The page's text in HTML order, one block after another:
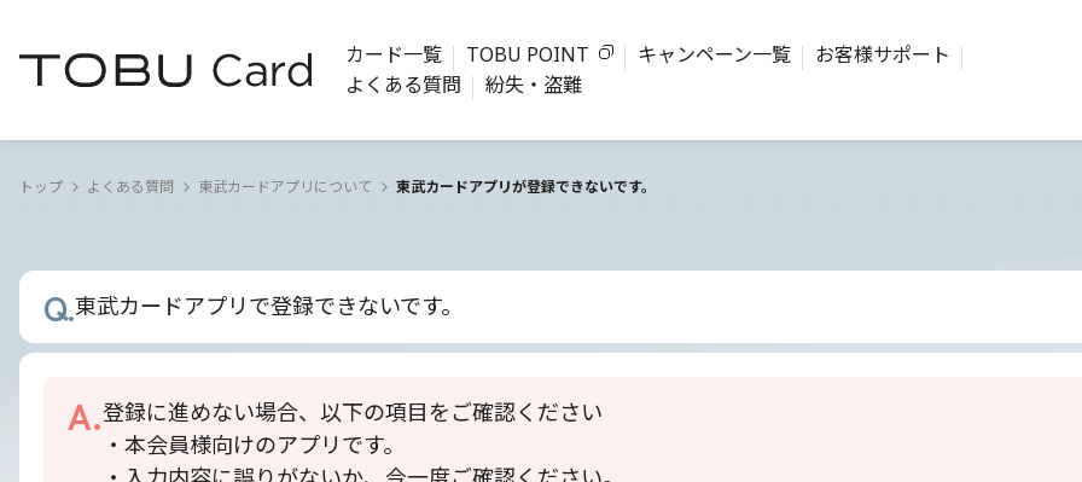
カード一覧 TOBU POINT キャンペーン一覧
お客様サポート
よくある質問
紛失・盗難
トップ よくある質問 東武カードアプリについて 東武カードアプリが登録できないです。
Q.東武カードアプリで登録できないです。
A.登録に進めない場合、以下の項目をご確認ください
・本会員様向けのアプリです。